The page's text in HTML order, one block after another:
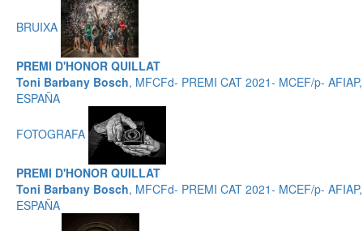
BRUIXA
PREMI D'HONOR QUILLAT
Toni Barbany Bosch, MFCFd- PREMI CAT 2021- MCEF/p- AFIAP,
ESPAÑA
FOTOGRAFA
PREMI D'HONOR QUILLAT
Toni Barbany Bosch, MFCFd- PREMI CAT 2021- MCEF/p- AFIAP,
ESPAÑA